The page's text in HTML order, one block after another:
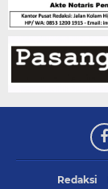
Redaksi